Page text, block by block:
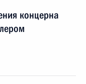
концерна